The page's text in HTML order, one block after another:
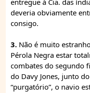
entregue à Cia. das
deveria obviamente
consigo.
3. Não é muito
Pérola Negra estar
combates do segundo
do Davy Jones, junto
“purgatório”, o navio